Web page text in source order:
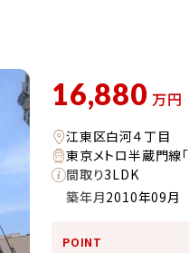
16,880 万円
江東区白河４丁目
東京メトロ半蔵門線
間取り3LDK
築年月2010年09月
POINT